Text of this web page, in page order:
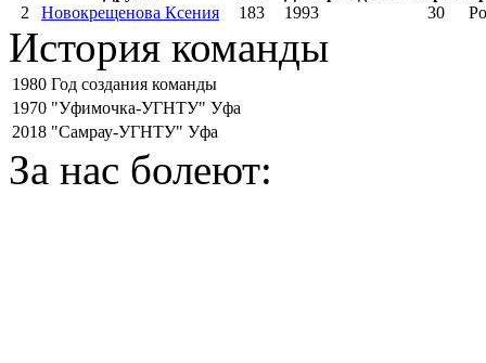
2
Новокрещенова Ксения 183 1993 30
История команды
1980 Год создания команды
1970 "Уфимочка-УГНТУ" Уфа
2018 "Самрау-УГНТУ" Уфа
За нас болеют: